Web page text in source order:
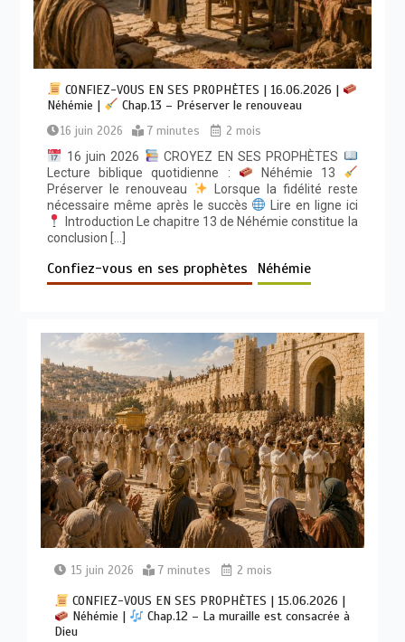
CONFIEZ-VOUS EN SES PROPHÈTES | 16.06.2026 |
Néhémie |
Chap.13 – Préserver le renouveau
16 juin 2026 7 minutes
2 mois
16 juin 2026
CROYEZ EN SES PROPHÈTES
Lecture biblique quotidienne :
Néhémie 13
Préserver le renouveau
Lorsque la fidélité reste
nécessaire même après le succès
Lire en ligne ici
Introduction Le chapitre 13 de Néhémie constitue la
conclusion […]
Confiez-vous en ses prophètes Néhémie
15 juin 2026 7 minutes 2 mois
CONFIEZ-VOUS EN SES PROPHÈTES | 15.06.2026 |
Néhémie |
Chap.12 – La muraille est consacrée à
Dieu